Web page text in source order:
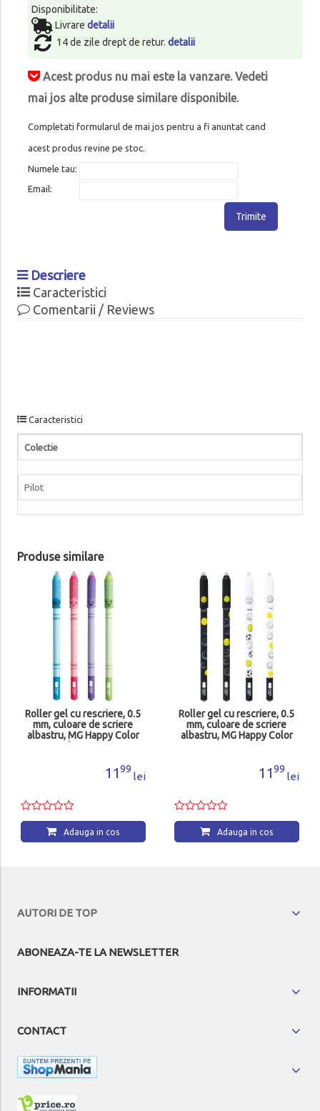
Disponibilitate:
Livrare detalii
14 de zile drept de retur. detalii
Acest produs nu mai este la vanzare. Vedeti
mai jos alte produse similare disponibile.
Completati formularul de mai jos pentru a fi anuntat cand
acest produs revine pe stoc.
Numele tau:
Email:
Trimite
Descriere
Caracteristici
Comentarii / Reviews
Caracteristici
Colectie
Pilot
Produse similare
Roller gel cu rescriere, 0.5
mm, culoare de scriere
albastru, MG Happy Color
1199
lei
Adauga in cos
Roller gel cu rescriere, 0.5
mm, culoare de scriere
albastru, MG Happy Color
1199
lei
Adauga in cos
AUTORI DE TOP
ABONEAZA-TE LA NEWSLETTER
INFORMATII
CONTACT